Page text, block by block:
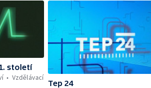
století
Vzdělávací
Tep 24